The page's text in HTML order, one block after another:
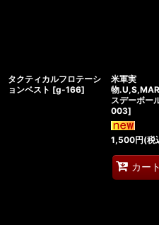
タクティカルフロテーシ
ョンベスト [g-166]
米軍実
物
スデーボ
003]
1,500円(税
カー